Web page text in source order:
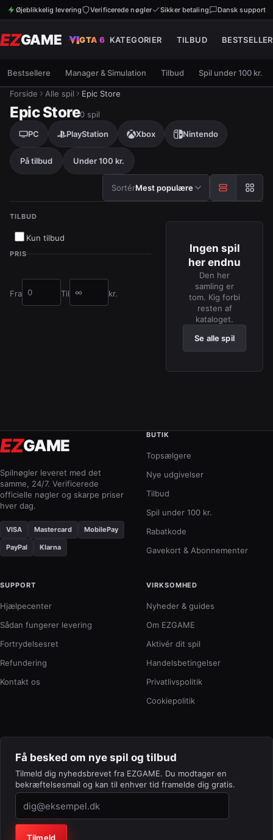
Øjeblikkelig levering Verificerede nøgler Sikker betaling Dansk support
EZGAME GTA 6 KATEGORIER TILBUD
Bestsellere Manager & Simulation Tilbud Spil under 100 kr.
Forside Alle spil Epic Store
Epic Store0 spil
PC
PlayStation Xbox Nintendo
På tilbud Under 100 kr.
Sortér efter
SortérMest populære
TILBUD
Kun tilbud
PRIS
Pris fra (kr.)
Fra
Pris til (kr.)
Til kr.
Ingen spil
her endnu
Den her
samling er
tom. Kig forbi
resten af
kataloget.
Se alle spil
EZGAME
Spilnøgler leveret med det
samme, 24/7. Verificerede
officielle nøgler og skarpe priser
hver dag.
VISA Mastercard MobilePay
PayPal Klarna
BUTIK
Topsælgere
Nye udgivelser
Tilbud
Spil under 100 kr.
Rabatkode
Gavekort & Abonnementer
SUPPORT
Hjælpecenter
Sådan fungerer levering
Fortrydelsesret
Refundering
Kontakt os
VIRKSOMHED
Nyheder & guides
Om EZGAME
Aktivér dit spil
Handelsbetingelser
Privatlivspolitik
Cookiepolitik
Få besked om nye spil og tilbud
Tilmeld dig nyhedsbrevet fra EZGAME. Du modtager en
bekræftelsesmail og kan til enhver tid framelde dig gratis.
Virksomhed (lad feltet stå tomt)
Tilmeld